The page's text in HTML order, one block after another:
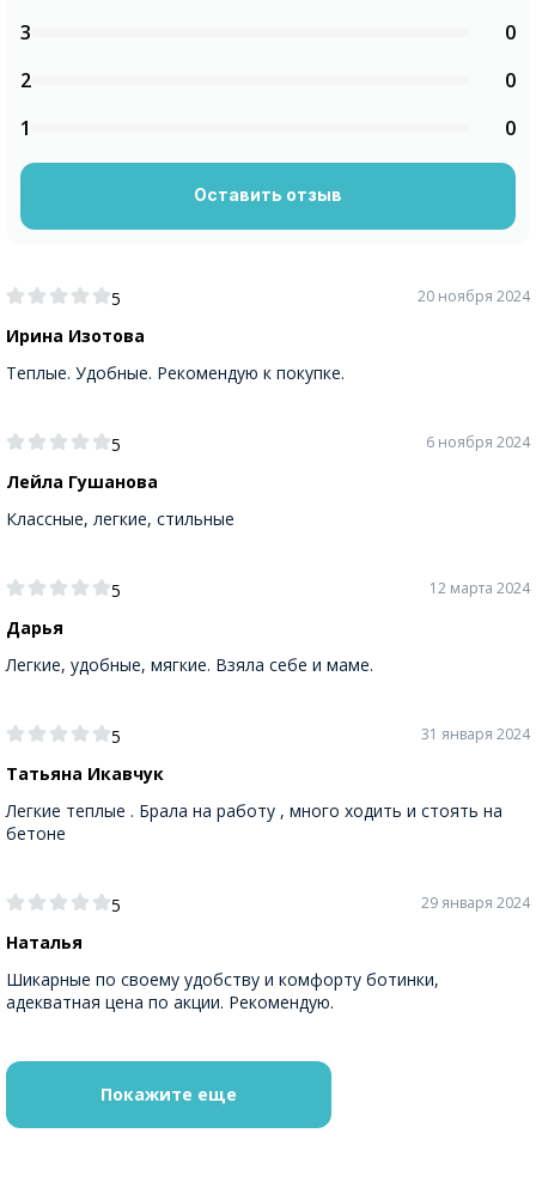
5
Ирина Изотова
20 ноября 2024
Теплые. Удобные. Рекомендую к покупке.
5
Лейла Гушанова
6 ноября 2024
Классные, легкие, стильные
5
Дарья
12 марта 2024
Легкие, удобные, мягкие. Взяла себе и маме.
5
Татьяна Икавчук
31 января 2024
Легкие теплые . Брала на работу , много ходить и стоять на
бетоне
5
Наталья
29 января 2024
Шикарные по своему удобству и комфорту ботинки,
адекватная цена по акции. Рекомендую.
Покажите еще
3
0
2
0
1
0
Оставить отзыв